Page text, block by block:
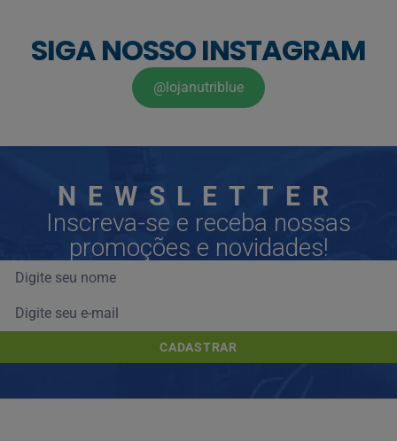
SIGA NOSSO INSTAGRAM
@lojanutriblue
NEWSLETTER
Inscreva-se e receba nossas
promoções e novidades!
CADASTRAR